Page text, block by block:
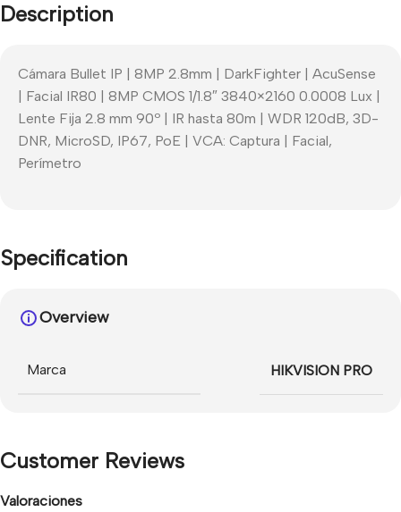
Description
Cámara Bullet IP | 8MP 2.8mm | DarkFighter | AcuSense
| Facial IR80 | 8MP CMOS 1/1.8″ 3840×2160 0.0008 Lux |
Lente Fija 2.8 mm 90º | IR hasta 80m | WDR 120dB, 3D-
DNR, MicroSD, IP67, PoE | VCA: Captura | Facial,
Perímetro
Specification
Overview
Marca HIKVISION PRO
Customer Reviews
Valoraciones